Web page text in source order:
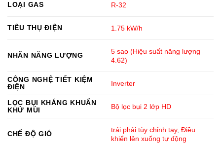
LOẠI GAS R-32
TIÊU THỤ ĐIỆN 1.75 kW/h
NHÃN NĂNG LƯỢNG
5 sao (Hiệu suất năng lượng
4.62)
CÔNG NGHỆ TIẾT KIỆM
ĐIỆN
Inverter
LỌC BỤI KHÁNG KHUẨN
KHỬ MÙI
Bộ lọc bụi 2 lớp HD
CHẾ ĐỘ GIÓ trái phải tùy chỉnh tay,Điều
khiển lên xuống tự động